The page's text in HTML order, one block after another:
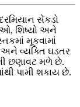
સેંકડો
શિષ્યો અને
મૂકવામાં
અને વ્યક્તિ ઘડતર
છણાવટ મળે છે.
પામી શકાય છે.